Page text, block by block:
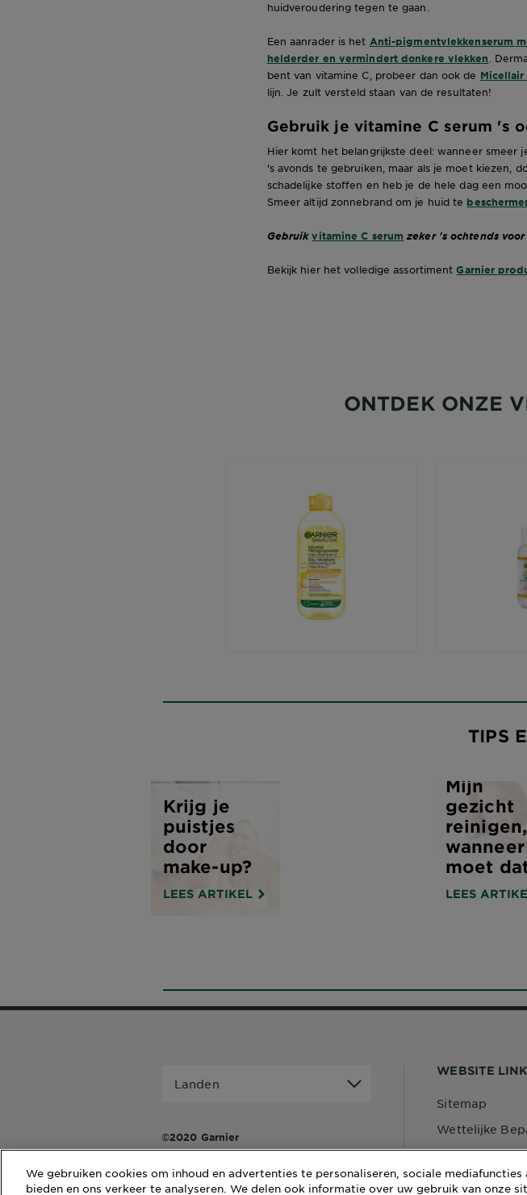
huidveroudering tegen te gaan.
Een aanrader is het Anti-pigmentvlekkenserum
helderder en vermindert donkere vlekken .
bent van vitamine C, probeer dan ook de
lijn. Je zult versteld staan van de resultaten!
Gebruik je vitamine C serum 's
Hier komt het belangrijkste deel: wanneer smeer
's avonds te gebruiken, maar als je moet kiezen,
schadelijke stoffen en heb je de hele dag een
Smeer altijd zonnebrand om je huid te
Gebruikvitamine C serum zeker 's ochtends
Bekijk hier het volledige assortimentGarnier
ONTDEK ONZE
TIPS
Krijg je
puistjes
door
make-up?
LEES ARTIKEL
Mijn
gezicht
reinigen,
wanneer
moet
LEES
Landen
©2020 Garnier
WEBSITE
Sitemap
Wettelijke
Privacybeleid
Cookiebeleid
We gebruiken cookies om inhoud en advertenties te personaliseren, sociale mediafuncties
bieden en ons verkeer te analyseren. We delen ook informatie over uw gebruik van onze